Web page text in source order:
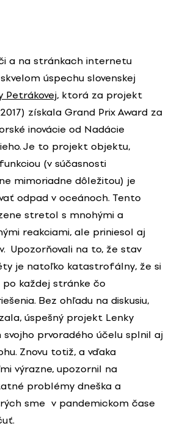
a na stránkach internetu
úspechu slovenskej
Petrákovej, ktorá za projekt
získala Grand Prix Award za
inovácie od Nadácie
Je to projekt objektu,
(v súčasnosti
mimoriadne dôležitou) je
odpad v oceánoch. Tento
stretol s mnohými a
reakciami, ale priniesol aj
Upozorňovali na to, že stav
je natoľko katastrofálny, že si
po každej stránke čo
Bez ohľadu na diskusiu,
úspešný projekt Lenky
svojho prvoradého účelu splnil aj
Znovu totiž, a vďaka
výrazne, upozornil na
problémy dneška a
sme v pandemickom čase